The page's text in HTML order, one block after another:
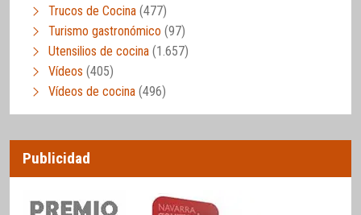
Trucos de Cocina (477)
Turismo gastronómico (97)
Utensilios de cocina (1.657)
Vídeos (405)
Vídeos de cocina (496)
Publicidad